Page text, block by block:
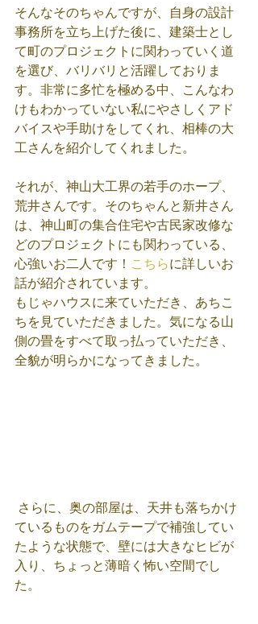
そんなそのちゃんですが、自身の設計
事務所を立ち上げた後に、建築士とし
て町のプロジェクトに関わっていく道
を選び、バリバリと活躍しておりま
す。非常に多忙を極める中、こんなわ
けもわかっていない私にやさしくアド
バイスや手助けをしてくれ、相棒の大
工さんを紹介してくれました。
それが、神山大工界の若手のホープ、
荒井さんです。そのちゃんと新井さん
は、神山町の集合住宅や古民家改修な
どのプロジェクトにも関わっている、
心強いお二人です！ こちらに詳しいお
話が紹介されています。
もじゃハウスに来ていただき、あちこ
ちを見ていただきました。気になる山
側の畳をすべて取っ払っていただき、
全貌が明らかになってきました。
ているものをガムテープで補強してい
たような状態で、壁には大きなヒビが
入り、ちょっと薄暗く怖い空間でし
た。